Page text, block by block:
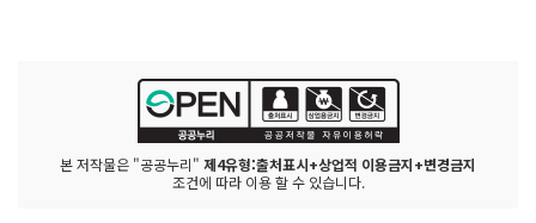
본 저작물은 "공공누리" 제4유형:출처표시+상업적 이용금지+변경금지
조건에 따라 이용 할 수 있습니다.